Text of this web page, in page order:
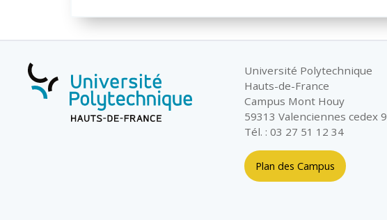
Université Polytechnique
Hauts-de-France
Campus Mont Houy
59313 Valenciennes cedex 9
Tél. : 03 27 51 12 34
Plan des Campus